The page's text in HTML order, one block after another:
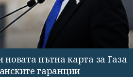
пътна карта за Газа
гаранции